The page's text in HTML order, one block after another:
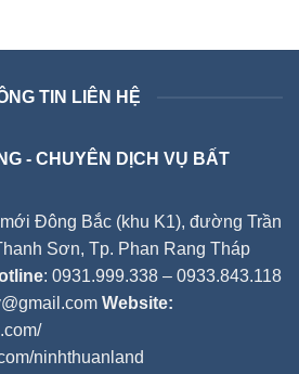
TIN LIÊN HỆ
- CHUYÊN DỊCH VỤ BẤT
Đông Bắc (khu K1), đường Trần
Sơn, Tp. Phan Rang Tháp
: 0931.999.338 – 0933.843.118
Website:
ninhthuanland